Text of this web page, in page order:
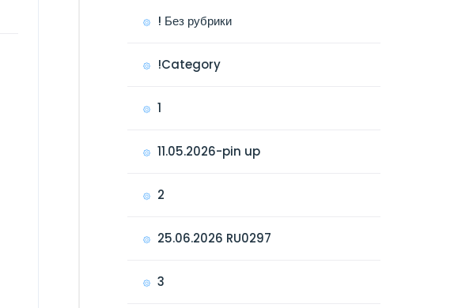
! Без рубрики
!Category
1
11.05.2026-pin up
2
25.06.2026 RU0297
3